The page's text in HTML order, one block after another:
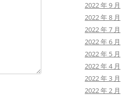
2022 年 9 月
2022 年 8 月
2022 年 7 月
2022 年 6 月
2022 年 5 月
2022 年 4 月
2022 年 3 月
2022 年 2 月